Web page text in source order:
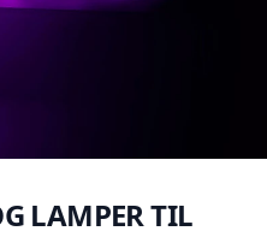
LAMPER TIL